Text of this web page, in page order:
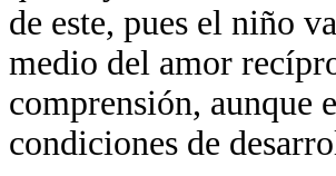
de este, pues el niño
medio del amor
comprensión, aunque
condiciones de